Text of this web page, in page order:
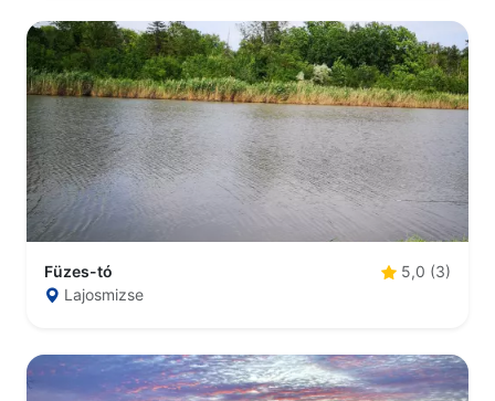
Füzes-tó
5,0 (3)
Lajosmizse